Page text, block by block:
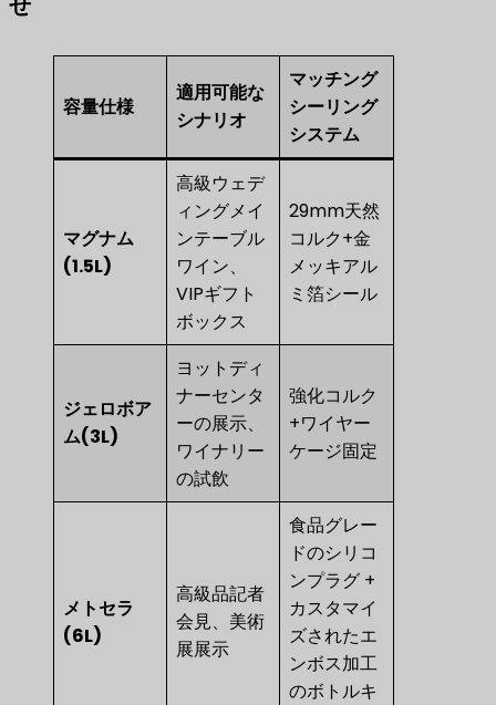
容量仕様
適用可能な
シナリオ
マッチング
シーリング
システム
マグナム
(1.5L)
高級ウェデ
ィングメイ
ンテーブル
ワイン、
VIPギフト
ボックス
29mm天然
コルク+金
メッキアル
ミ箔シール
ジェロボア
ム(3L)
ヨットディ
ナーセンタ
ーの展示、
ワイナリー
の試飲
強化コルク
+ワイヤー
ケージ固定
メトセラ
(6L)
高級品記者
会見、美術
展展示
食品グレー
ドのシリコ
ンプラグ +
カスタマイ
ズされたエ
ンボス加工
のボトルキ